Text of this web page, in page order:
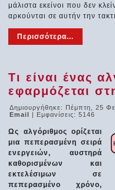
μάλιστα εκείνοι που δεν
αρκούνται σε αυτήν την
Περισσότερα...
Τι είναι ένας
εφαρμόζεται
Δημιουργήθηκε: Πέμπτη, 25
Email | Εμφανίσεις: 5146
Ως αλγόριθμος ορίζεται
μια πεπερασμένη σειρά
ενεργειών, αυστηρά
καθορισμένων και
εκτελέσιμων σε
πεπερασμένο χρόνο,